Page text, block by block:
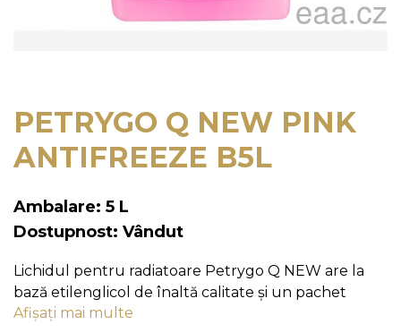
PETRYGO Q NEW PINK
ANTIFREEZE B5L
Ambalare: 5 L
Dostupnost: Vândut
Afișați mai multe
Lichidul pentru radiatoare Petrygo Q NEW are la
bază etilenglicol de înaltă calitate și un pachet
special selectat de aditivi de rafinare care asigură o